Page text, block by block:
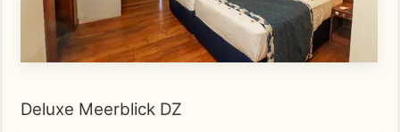
Deluxe Meerblick DZ